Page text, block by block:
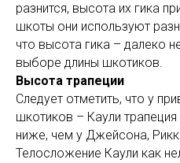
разнится, высота их гика
шкоты они используют
что высота гика – далеко
выборе длины шкотиков.
Высота трапеции
Следует отметить, что у
шкотиков – Каули
ниже, чем у Джейсона,
Телосложение Каули как